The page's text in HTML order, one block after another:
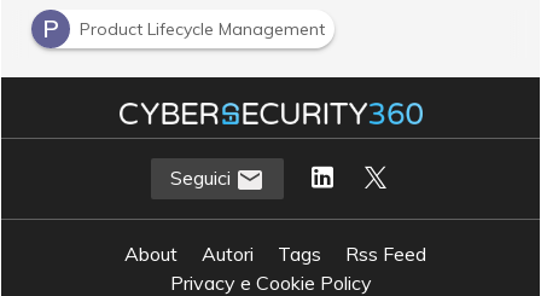
P
Product Lifecycle Management
Seguici
About Autori Tags
Rss Feed
Privacy e Cookie Policy